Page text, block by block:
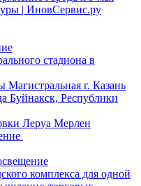
| ИновСервис.ру
стадиона в
г. Казань
Буйнакск, Республики
Леруа Мерлен
комплекса для одной